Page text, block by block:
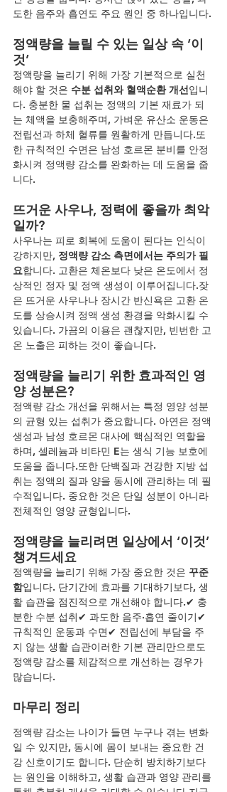
도한 음주와 흡연도 주요 원인 중 하나입니다.
정액량을 늘릴 수 있는 일상 속 ‘이
것’
정액량을 늘리기 위해 가장 기본적으로 실천
해야 할 것은 수분 섭취와 혈액순환 개선입니
다. 충분한 물 섭취는 정액의 기본 재료가 되
는 체액을 보충해주며, 가벼운 유산소 운동은
전립선과 하체 혈류를 원활하게 만듭니다.또
한 규칙적인 수면은 남성 호르몬 분비를 안정
화시켜 정액량 감소를 완화하는 데 도움을 줍
니다.
뜨거운 사우나, 정력에 좋을까 최악
일까?
사우나는 피로 회복에 도움이 된다는 인식이
강하지만, 정액량 감소 측면에서는 주의가 필
요합니다. 고환은 체온보다 낮은 온도에서 정
상적인 정자 및 정액 생성이 이루어집니다.잦
은 뜨거운 사우나나 장시간 반신욕은 고환 온
도를 상승시켜 정액 생성 환경을 악화시킬 수
있습니다. 가끔의 이용은 괜찮지만, 빈번한 고
온 노출은 피하는 것이 좋습니다.
정액량을 늘리기 위한 효과적인 영
양 성분은?
정액량 감소 개선을 위해서는 특정 영양 성분
의 균형 있는 섭취가 중요합니다. 아연은 정액
생성과 남성 호르몬 대사에 핵심적인 역할을
하며, 셀레늄과 비타민 E는 생식 기능 보호에
도움을 줍니다.또한 단백질과 건강한 지방 섭
취는 정액의 질과 양을 동시에 관리하는 데 필
수적입니다. 중요한 것은 단일 성분이 아니라
전체적인 영양 균형입니다.
정액량을 늘리려면 일상에서 ‘이것’
챙겨드세요
정액량을 늘리기 위해 가장 중요한 것은 꾸준
함입니다. 단기간에 효과를 기대하기보다, 생
활 습관을 점진적으로 개선해야 합니다.✔ 충
분한 수분 섭취✔ 과도한 음주·흡연 줄이기✔
규칙적인 운동과 수면✔ 전립선에 부담을 주
지 않는 생활 습관이러한 기본 관리만으로도
정액량 감소를 체감적으로 개선하는 경우가
많습니다.
마무리 정리
정액량 감소는 나이가 들면 누구나 겪는 변화
일 수 있지만, 동시에 몸이 보내는 중요한 건
강 신호이기도 합니다. 단순히 방치하기보다
는 원인을 이해하고, 생활 습관과 영양 관리를